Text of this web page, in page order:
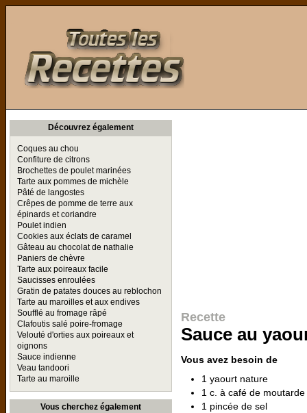
Découvrez également
Coques au chou
Confiture de citrons
Brochettes de poulet marinées
Tarte aux pommes de michèle
Pâté de langostes
Crêpes de pomme de terre aux
épinards et coriandre
Poulet indien
Cookies aux éclats de caramel
Gâteau au chocolat de nathalie
Paniers de chèvre
Tarte aux poireaux facile
Saucisses enroulées
Gratin de patates douces au reblochon
Tarte au maroilles et aux endives
Soufflé au fromage râpé
Clafoutis salé poire-fromage
Velouté d'orties aux poireaux et
oignons
Sauce indienne
Veau tandoori
Tarte au maroille
Vous cherchez également
Recette
Sauce au
Vous avez besoin de
1 yaourt nature
1 c. à café de moutarde
1 pincée de sel